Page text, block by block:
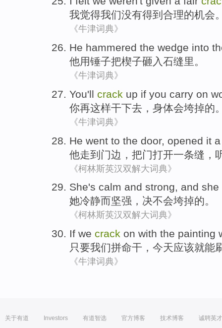
我觉得我们没有得到 合理的机会
《牛津词典》
He hammered the wedge into
他用锤子把楔子砸入石缝里。
《牛津词典》
You'll crack up if you carry on
你再这样干下去 ，身体会垮掉的
《牛津词典》
He went to the door, opened it a
他走到门边 ，把门打开一条缝 ，
《柯林斯英汉双解大词典》
She's calm and strong, and
她冷静而坚强 ， 决不会垮掉的。
《柯林斯英汉双解大词典》
If we crack on with the painting
只要我们拼命干，今天应该就能
《牛津词典》
关于有道 Investors 有道智选 官方博客 技术博客 诚聘英才